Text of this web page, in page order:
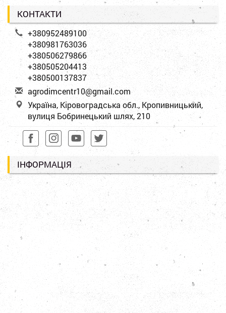
КОНТАКТИ
+380952489100
+380981763036
+380506279866
+380505204413
+380500137837
agrodimcentr10@gmail.com
Україна, Кіровоградська обл., Кропивницький,
вулиця Бобринецький шлях, 210
ІНФОРМАЦІЯ